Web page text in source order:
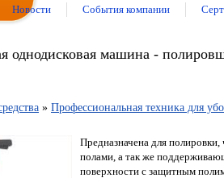
Новости События компании
однодисковая машина -
» Профессиональная техника для
Предназначена для
полами, а так же
поверхности с защитным